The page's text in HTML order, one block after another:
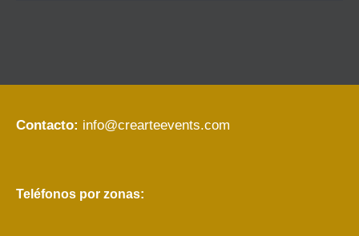
Contacto: info@crearteevents.com
Teléfonos por zonas: